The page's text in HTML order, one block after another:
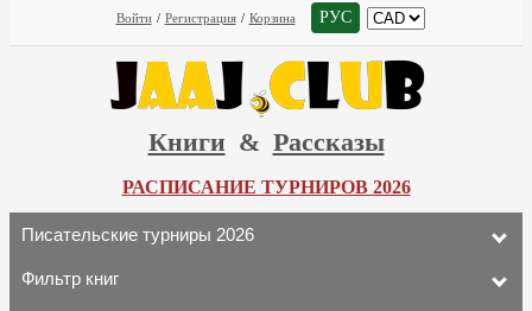
Войти / Регистрация / Корзина РУС
Книги & Рассказы
РАСПИСАНИЕ ТУРНИРОВ 2026
Писательские турниры 2026
Фильтр книг